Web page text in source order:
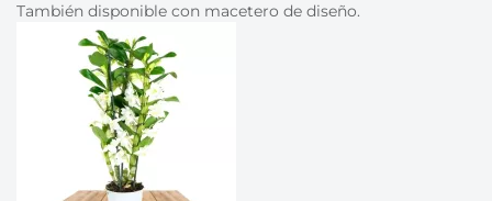
También disponible con macetero de diseño.